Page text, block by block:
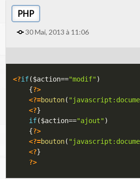
PHP
30 Mai, 2013 à 11:06
<?if($action=="modif")
{?>
<?=bouton(
<?}
if($action=="ajout")
{?>
<?=bouton(
<?}
?>